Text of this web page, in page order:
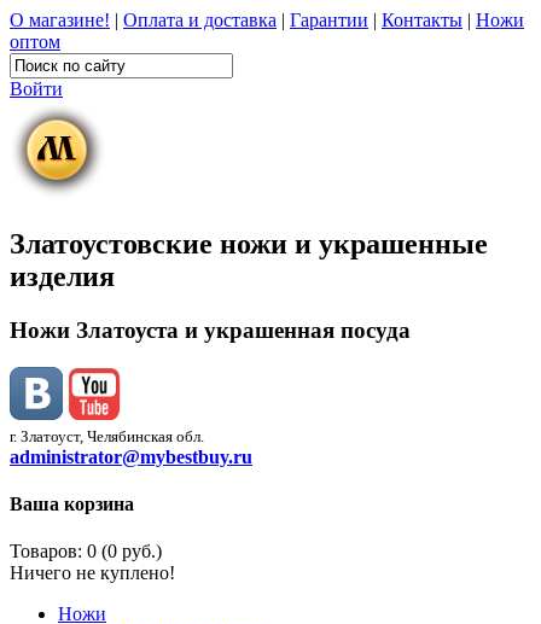
О магазине! | Оплата и доставка | Гарантии | Контакты | Ножи
оптом
Войти
Златоустовские ножи и украшенные
изделия
Ножи Златоуста и украшенная посуда
г. Златоуст, Челябинская обл.
administrator@mybestbuy.ru
Ваша корзина
Товаров: 0 (0 руб.)
Ничего не куплено!
Ножи